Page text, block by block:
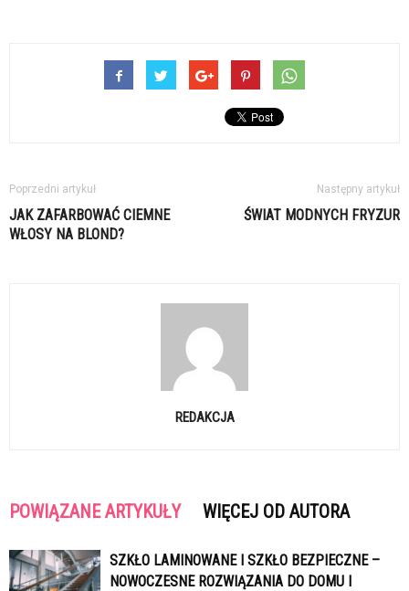
Poprzedni artykuł
JAK ZAFARBOWAĆ CIEMNE
WŁOSY NA BLOND?
Następny artykuł
ŚWIAT MODNYCH FRYZUR
REDAKCJA
POWIĄZANE ARTYKUŁY WIĘCEJ OD AUTORA
SZKŁO LAMINOWANE I SZKŁO BEZPIECZNE –
NOWOCZESNE ROZWIĄZANIA DO DOMU I